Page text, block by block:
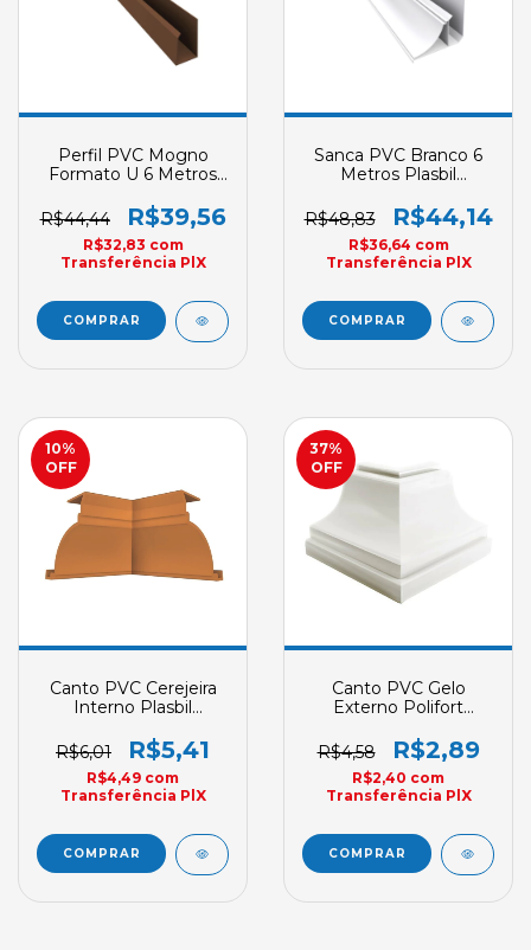
Perfil PVC Mogno
Formato U 6 Metros
Acabamento
Convencional
R$44,44 R$39,56
R$32,83 com
Transferência PlX
Sanca PVC Branco 6
Metros Plasbil
R$48,83
R$44,14
R$36,64 com
Transferência PlX
10%
OFF
Canto PVC Cerejeira
Interno Plasbil
Clique
R$6,01 R$5,41
R$4,49 com
Transferência PlX
37%
OFF
Canto PVC Gelo
Externo Polifort
R$4,58
R$2,89
R$2,40 com
Transferência PlX